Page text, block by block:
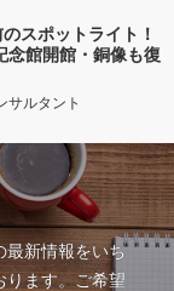
スポットライト！
念館開館・銅像も復
サルタント
最新情報をいち
ります。ご希望